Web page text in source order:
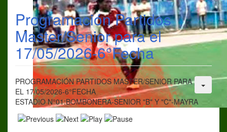
Programación Partidos
Master/Senior para el
17/05/2026-6°Fecha
PROGRAMACIÓN PARTIDOS MASTER/SENIOR PARA
EL 17/05/2026-6°FECHA
ESTADIO N°01:BOMBONERA-SENIOR "B" Y "C"-MAYRA